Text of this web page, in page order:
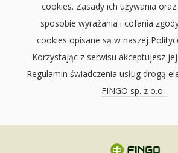
cookies. Zasady ich używania
sposobie wyrażania i cofania
cookies opisane są w naszej
Korzystając z serwisu akceptujesz
Regulamin świadczenia usług drogą
FINGO sp. z o.o. .